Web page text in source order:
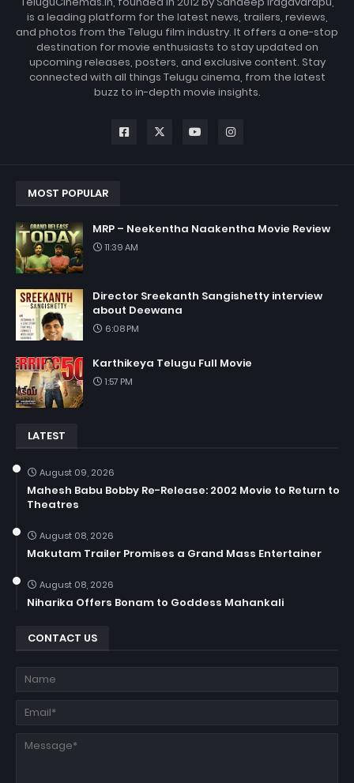
is a leading platform for the latest news, trailers, reviews,
and photos from the Telugu film industry. It offers a one-stop
destination for movie enthusiasts to stay updated on
upcoming releases, posters, and exclusive content. Stay
connected with all things Telugu cinema, from the latest
buzz to in-depth movie insights.
MOST POPULAR
MRP – Neekentha Naakentha Movie Review
11:39 AM
Director Sreekanth Sangishetty interview
about Deewana
6:08 PM
Karthikeya Telugu Full Movie
1:57 PM
LATEST
August 09, 2026
Mahesh Babu Bobby Re-Release: 2002 Movie to Return to
Theatres
August 08, 2026
Makutam Trailer Promises a Grand Mass Entertainer
August 08, 2026
Niharika Offers Bonam to Goddess Mahankali
CONTACT US